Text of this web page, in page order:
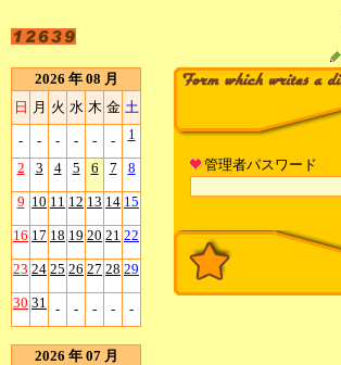
2026 年 08 月
日 月 火 水 木 金 土
- - - - - - 1
2 3 4 5 6 7 8
9 10 11 12 13 14 15
16 17 18 19 20 21 22
23 24 25 26 27 28 29
30 31 - - - - -
2026 年 07 月
管理者パスワード